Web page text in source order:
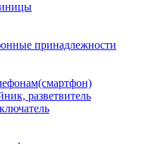
принадлежности
разветвитель